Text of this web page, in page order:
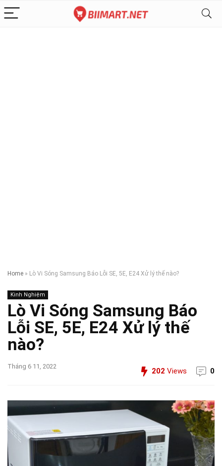
Home » Lò Vi Sóng Samsung Báo Lỗi SE, 5E, E24 Xử lý thế nào?
Kinh Nghiệm
Lò Vi Sóng Samsung Báo
Lỗi SE, 5E, E24 Xử lý thế
nào?
Tháng 6 11, 2022
202 Views 0